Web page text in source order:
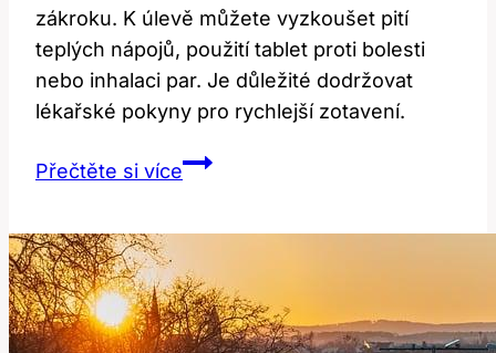
zákroku. K úlevě můžete vyzkoušet pití
teplých nápojů, použití tablet proti bolesti
nebo inhalaci par. Je důležité dodržovat
lékařské pokyny pro rychlejší zotavení.
Přečtěte si víceBolest
operaci:
Jak
ji